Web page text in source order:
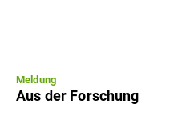
Meldung
Aus der Forschung